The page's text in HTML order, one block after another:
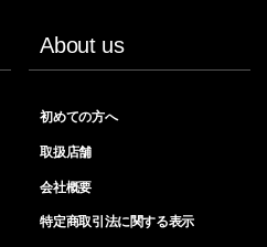
About us
初めての方へ
取扱店舗
会社概要
特定商取引法に関する表示